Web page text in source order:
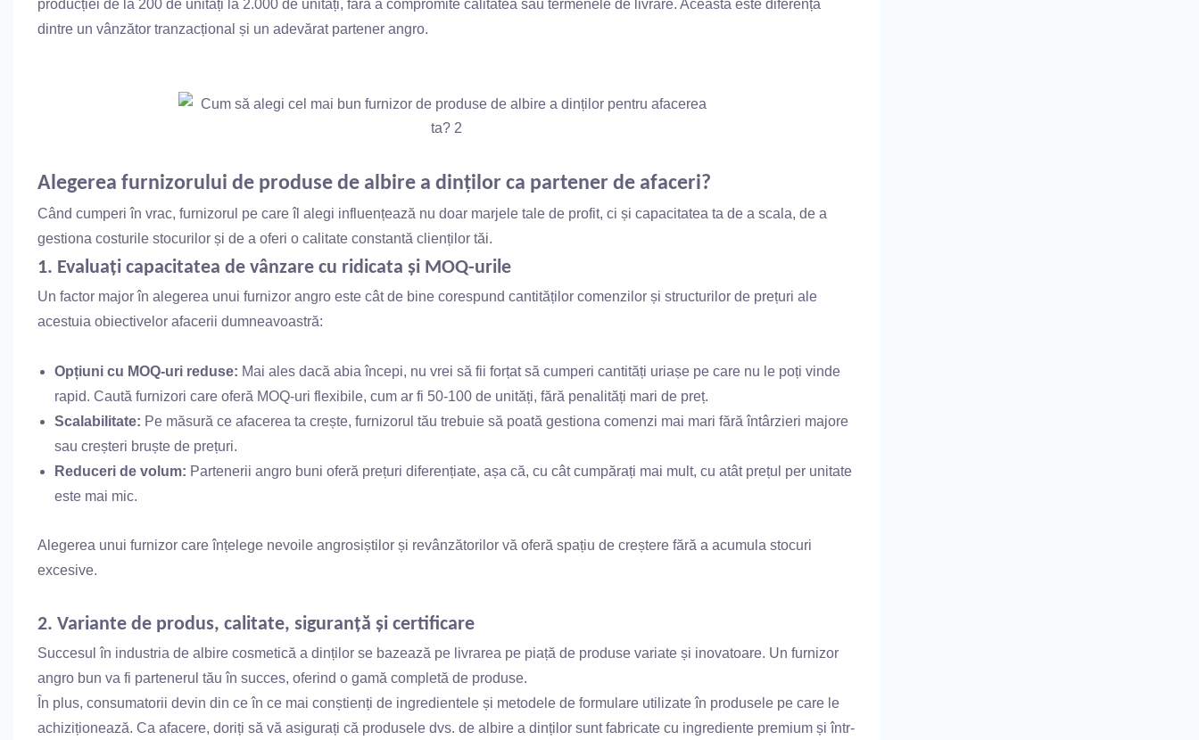
producției de la 200 de unități la 2.000 de unități, fără a compromite calitatea sau termenele de livrare. Aceasta este diferența
dintre un vânzător tranzacțional și un adevărat partener angro.
Alegerea furnizorului de produse de albire a dinților ca partener de afaceri?
Când cumperi în vrac, furnizorul pe care îl alegi influențează nu doar marjele tale de profit, ci și capacitatea ta de a scala, de a
gestiona costurile stocurilor și de a oferi o calitate constantă clienților tăi.
1. Evaluați capacitatea de vânzare cu ridicata și MOQ-urile
Un factor major în alegerea unui furnizor angro este cât de bine corespund cantităților comenzilor și structurilor de prețuri ale
acestuia obiectivelor afacerii dumneavoastră:
Opțiuni cu MOQ-uri reduse: Mai ales dacă abia începi, nu vrei să fii forțat să cumperi cantități uriașe pe care nu le poți vinde
rapid. Caută furnizori care oferă MOQ-uri flexibile, cum ar fi 50-100 de unități, fără penalități mari de preț.
Scalabilitate: Pe măsură ce afacerea ta crește, furnizorul tău trebuie să poată gestiona comenzi mai mari fără întârzieri majore
sau creșteri bruște de prețuri.
Reduceri de volum: Partenerii angro buni oferă prețuri diferențiate, așa că, cu cât cumpărați mai mult, cu atât prețul per unitate
este mai mic.
Alegerea unui furnizor care înțelege nevoile angrosiștilor și revânzătorilor vă oferă spațiu de creștere fără a acumula stocuri
excesive.
2. Variante de produs, calitate, siguranță și certificare
Succesul în industria de albire cosmetică a dinților se bazează pe livrarea pe piață de produse variate și inovatoare. Un furnizor
angro bun va fi partenerul tău în succes, oferind o gamă completă de produse.
În plus, consumatorii devin din ce în ce mai conștienți de ingredientele și metodele de formulare utilizate în produsele pe care le
achiziționează. Ca afacere, doriți să vă asigurați că produsele dvs. de albire a dinților sunt fabricate cu ingrediente premium și într-